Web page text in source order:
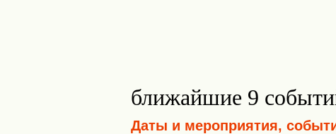
ближайшие 9
Даты и мероприятия,